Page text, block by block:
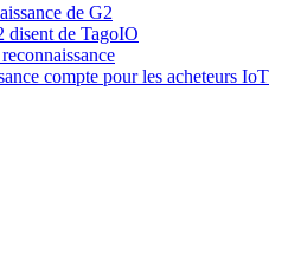
de G2
disent de TagoIO
compte pour les acheteurs IoT